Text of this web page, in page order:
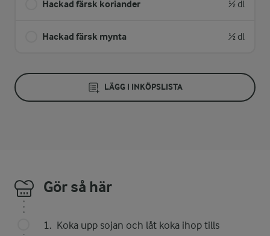
Hackad färsk koriander ½ dl
Hackad färsk mynta ½ dl
LÄGG I INKÖPSLISTA
Gör så här
Koka upp sojan och låt koka ihop tills